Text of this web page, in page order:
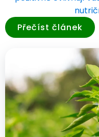
Přečíst článek